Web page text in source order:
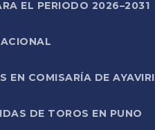
EL PERIODO 2026–2031
EN COMISARÍA DE AYAVIRI
DE TOROS EN PUNO